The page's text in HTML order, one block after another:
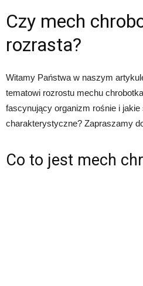
Czy mech
rozrasta?
Witamy Państwa w naszym
tematowi rozrostu mechu
fascynujący organizm rośnie i jakie
charakterystyczne? Zapraszamy
Co to jest mech